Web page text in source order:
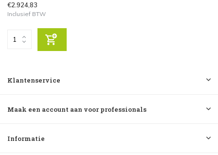
€2.924,83
Inclusief BTW
Klantenservice
Maak een account aan voor professionals
Informatie